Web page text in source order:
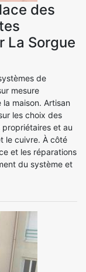
des
La Sorgue
de
mesure
maison. Artisan
les choix des
et au
le cuivre. À côté
et les réparations
du système et